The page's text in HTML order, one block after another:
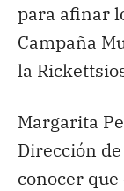
para afinar
Campaña
la
Margarita
Dirección
conocer